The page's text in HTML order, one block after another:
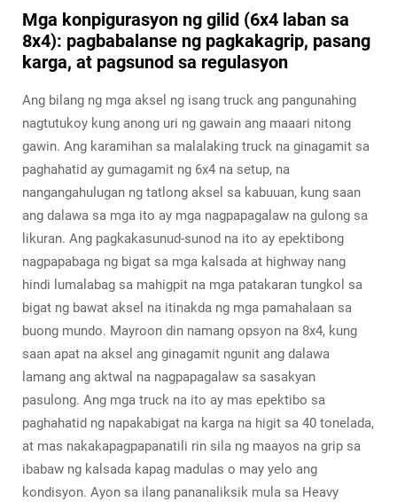
Mga konpigurasyon ng gilid (6x4 laban sa
8x4): pagbabalanse ng pagkakagrip, pasang
karga, at pagsunod sa regulasyon
Ang bilang ng mga aksel ng isang truck ang pangunahing
nagtutukoy kung anong uri ng gawain ang maaari nitong
gawin. Ang karamihan sa malalaking truck na ginagamit sa
paghahatid ay gumagamit ng 6x4 na setup, na
nangangahulugan ng tatlong aksel sa kabuuan, kung saan
ang dalawa sa mga ito ay mga nagpapagalaw na gulong sa
likuran. Ang pagkakasunud-sunod na ito ay epektibong
nagpapabaga ng bigat sa mga kalsada at highway nang
hindi lumalabag sa mahigpit na mga patakaran tungkol sa
bigat ng bawat aksel na itinakda ng mga pamahalaan sa
buong mundo. Mayroon din namang opsyon na 8x4, kung
saan apat na aksel ang ginagamit ngunit ang dalawa
lamang ang aktwal na nagpapagalaw sa sasakyan
pasulong. Ang mga truck na ito ay mas epektibo sa
paghahatid ng napakabigat na karga na higit sa 40 tonelada,
at mas nakakapagpapanatili rin sila ng maayos na grip sa
ibabaw ng kalsada kapag madulas o may yelo ang
kondisyon. Ayon sa ilang pananaliksik mula sa Heavy